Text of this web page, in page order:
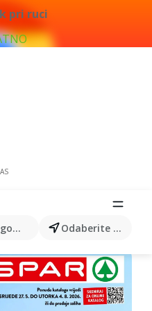
pri ruci
proizvode... Odaberite grad